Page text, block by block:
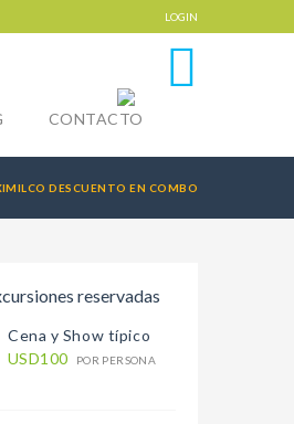
LOGIN
CONTACTO
DESCUENTO EN COMBO
reservadas
Cena y Show típico
USD100
POR PERSONA